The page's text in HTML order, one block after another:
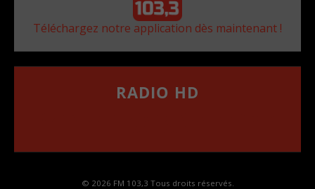
Téléchargez notre application dès maintenant !
RADIO HD
© 2026 FM 103,3 Tous droits réservés.